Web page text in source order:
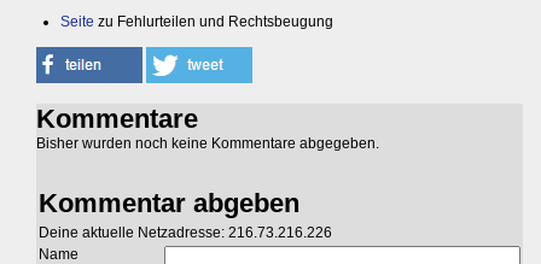
Seite zu Fehlurteilen und Rechtsbeugung
Kommentare
Bisher wurden noch keine Kommentare abgegeben.
Kommentar abgeben
Deine aktuelle Netzadresse: 216.73.216.226
Name